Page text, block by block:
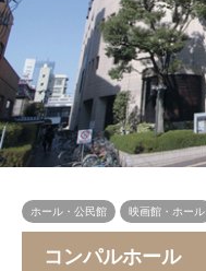
ホール・公民館 映画館・ホール
コンパルホール